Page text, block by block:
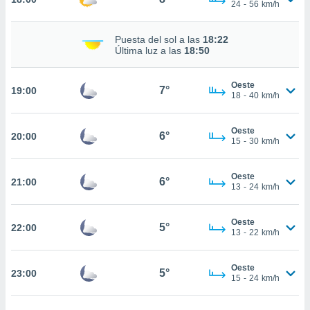
similares
como
IP
posible
en
Para
u
24 - 56 km/h
Puesta del sol a las 18:22
Última luz a las 18:50
19:00 7°
Oeste
18 - 40 km/h
20:00 6°
Oeste
15 - 30 km/h
21:00 6°
Oeste
13 - 24 km/h
22:00 5°
Oeste
13 - 22 km/h
23:00 5°
Oeste
15 - 24 km/h